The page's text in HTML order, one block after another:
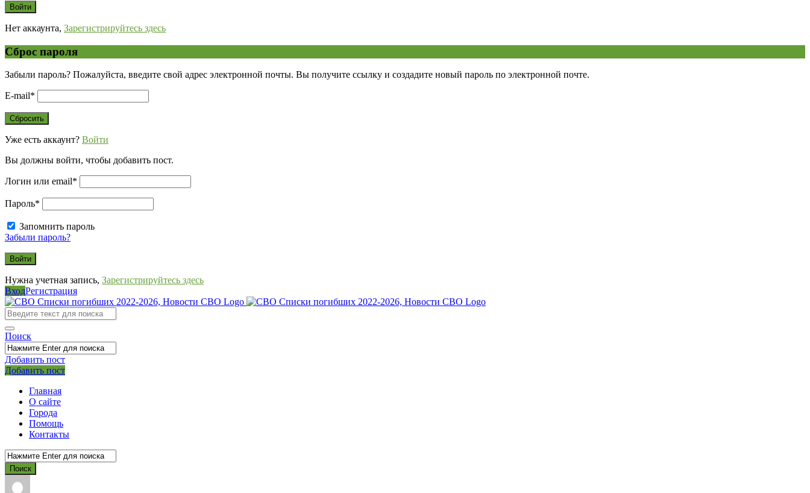
Нет аккаунта, Зарегистрируйтесь здесь
Сброс пароля
Забыли пароль? Пожалуйста, введите свой адрес электронной почты. Вы получите ссылку и создадите новый пароль по электронной почте.
E-mail*
Уже есть аккаунт? Войти
Вы должны войти, чтобы добавить пост.
Логин или email*
Пароль*
Запомнить пароль
Забыли пароль?
Нужна учетная запись, Зарегистрируйтесь здесь
ВходРегистрация
СВО
Списки
погибших
2022-
2026,
Новости
СВО
Поиск
Добавить пост
Мобильное
меню
Выйти
Добавить пост
Главная
О сайте
Города
Помощь
Контакты